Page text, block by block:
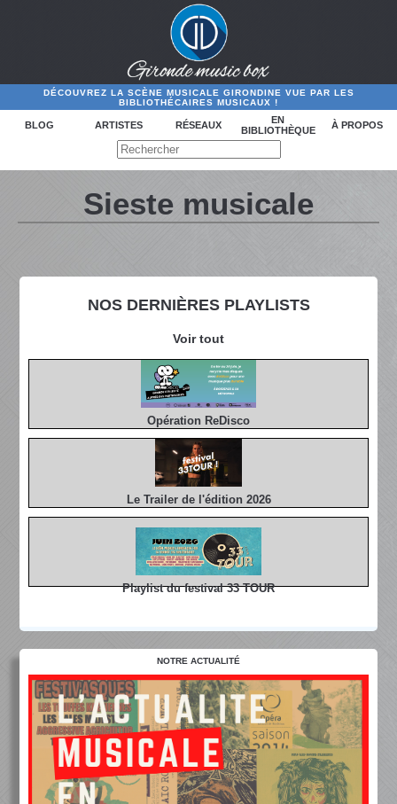
DÉCOUVREZ LA SCÈNE MUSICALE GIRONDINE VUE PAR LES
BIBLIOTHÉCAIRES MUSICAUX !
BLOG ARTISTES RÉSEAUX
EN
BIBLIOTHÈQUE
À PROPOS
NOS DERNIÈRES PLAYLISTS
Voir tout
Opération ReDisco
Le Trailer de l'édition 2026
Playlist du festival 33 TOUR
Sieste musicale
NOTRE ACTUALITÉ